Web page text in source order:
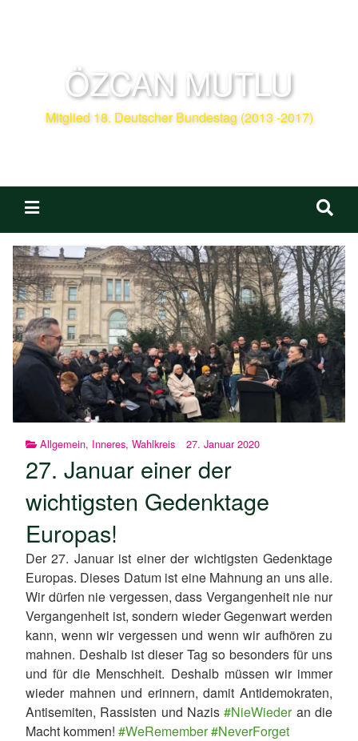
ÖZCAN MUTLU
Mitglied 18. Deutscher Bundestag (2013 -2017)
Allgemein, Inneres, Wahlkreis 27. Januar 2020
27. Januar einer der
wichtigsten Gedenktage
Europas!
Der 27. Januar ist einer der wichtigsten Gedenktage
Europas. Dieses Datum ist eine Mahnung an uns alle.
Wir dürfen nie vergessen, dass Vergangenheit nie nur
Vergangenheit ist, sondern wieder Gegenwart werden
kann, wenn wir vergessen und wenn wir aufhören zu
mahnen. Deshalb ist dieser Tag so besonders für uns
und für die Menschheit. Deshalb müssen wir immer
wieder mahnen und erinnern, damit Antidemokraten,
Antisemiten, Rassisten und Nazis#NieWiederan die
Macht kommen! #WeRemember#NeverForget